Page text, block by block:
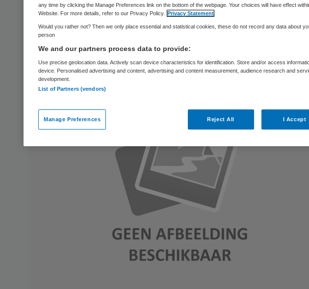
Skipr Redactie 19 november 2010
any time by clicking the Manage Preferences link on the bottom of the webpage. Your choices will have effect
Website. For more details, refer to our Privacy Policy. Privacy Statement
Would you rather not? Then we only place essential and statistical cookies, these do not record any data about
person
We and our partners process data to provide:
Use precise geolocation data. Actively scan device characteristics for identification. Store and/or access
device. Personalised advertising and content, advertising and content measurement, audience research and
development.
List of Partners (vendors)
Manage Preferences Reject All I Accept